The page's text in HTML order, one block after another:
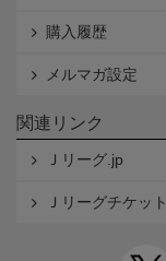
購入履歴
メルマガ設定
関連リンク
Ｊリーグ.jp
Ｊリーグチケット